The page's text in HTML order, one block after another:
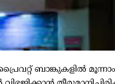
ബാങ്കുകളിൽ